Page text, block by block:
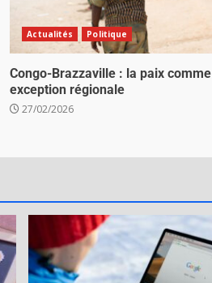
Actualités Politique
Congo-Brazzaville : la paix comme
exception régionale
27/02/2026